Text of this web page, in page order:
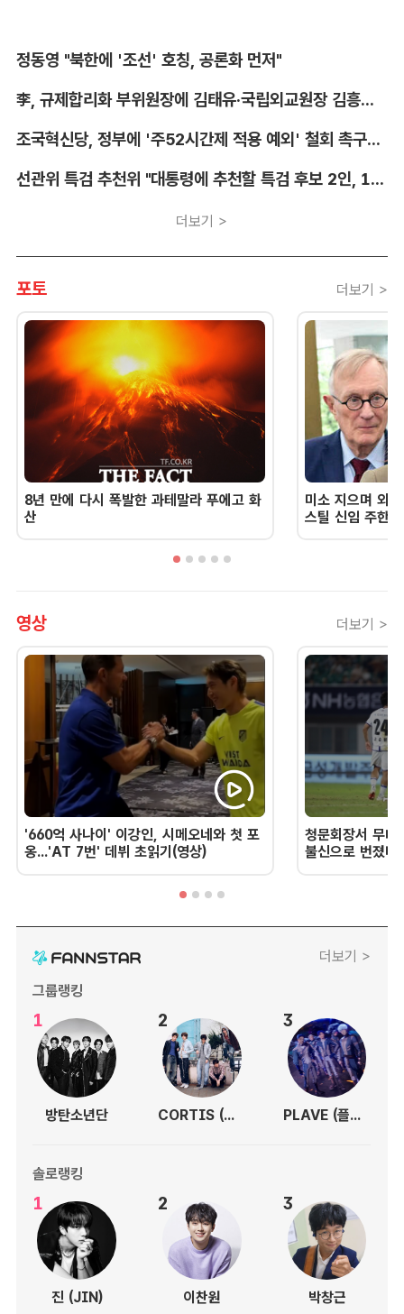
정동영 "북한에 '조선' 호칭, 공론화 먼저"
李, 규제합리화 부위원장에 김태유·국립외교원장 김흥규 임명
조국혁신당, 정부에 '주52시간제 적용 예외' 철회 촉구…"흥정 대상 아냐"
선관위 특검 추천위 "대통령에 추천할 특검 후보 2인, 14일 확정"
더보기 >
포토 더보기 >
8년 만에 다시 폭발한 과테말라 푸에고 화
산
미소 지으며 외
스틸 신임 주한
영상 더보기 >
'660억 사나이' 이강인, 시메오네와 첫 포
옹...'AT 7번' 데뷔 초읽기(영상)
청문회장서 무너
불신으로 번졌
더보기 >
그룹랭킹
1
방탄소년단
2
CORTIS (코르티스)
3
PLAVE (플레이브)
솔로랭킹
1
진 (JIN)
2
이찬원
3
박창근